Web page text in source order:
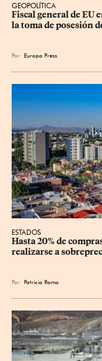
GEOPOLÍTICA
Fiscal general de EU
la toma de posesión
Por Europa Press
ESTADOS
Hasta 20% de
realizarse a
Por Patricia Romo